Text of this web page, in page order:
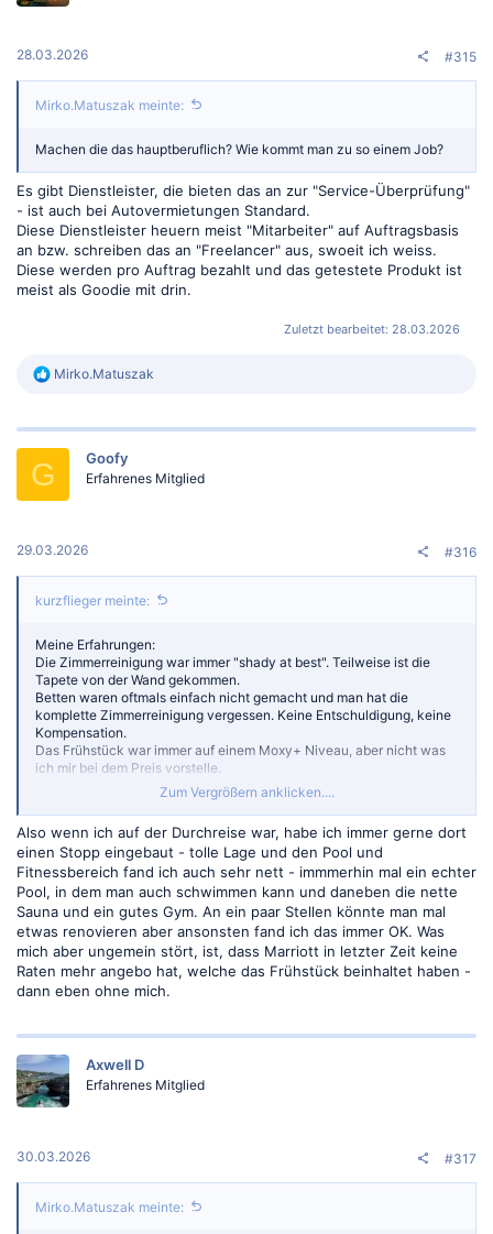
28.03.2026 #315
Mirko.Matuszak meinte:
Machen die das hauptberuflich? Wie kommt man zu so einem Job?
Es gibt Dienstleister, die bieten das an zur "Service-Überprüfung"
- ist auch bei Autovermietungen Standard.
Diese Dienstleister heuern meist "Mitarbeiter" auf Auftragsbasis
an bzw. schreiben das an "Freelancer" aus, swoeit ich weiss.
Diese werden pro Auftrag bezahlt und das getestete Produkt ist
meist als Goodie mit drin.
Zuletzt bearbeitet: 28.03.2026
R
k
o
:
Mirko.Matuszak
G Goofy
Erfahrenes Mitglied
29.03.2026 #316
kurzflieger meinte:
Meine Erfahrungen:
Die Zimmerreinigung war immer "shady at best". Teilweise ist die
Tapete von der Wand gekommen.
Betten waren oftmals einfach nicht gemacht und man hat die
komplette Zimmerreinigung vergessen. Keine Entschuldigung, keine
Kompensation.
Das Frühstück war immer auf einem Moxy+ Niveau, aber nicht was
ich mir bei dem Preis vorstelle.
Lounge hat den Charme einer DB Lounge.
Ich finde den Pool sinnlos, weil man nicht daran liegen kann - ist halt
ein Schwimmbad.
Achse, das Personal war durchgehend ungeschult bis unfreundlich.
Zumindest für meinem 1x pro Jahr Konferenzbesucht kein Verlust.
Zum Vergrößern anklicken....
Also wenn ich auf der Durchreise war, habe ich immer gerne dort
einen Stopp eingebaut - tolle Lage und den Pool und
Fitnessbereich fand ich auch sehr nett - immmerhin mal ein echter
Pool, in dem man auch schwimmen kann und daneben die nette
Sauna und ein gutes Gym. An ein paar Stellen könnte man mal
etwas renovieren aber ansonsten fand ich das immer OK. Was
mich aber ungemein stört, ist, dass Marriott in letzter Zeit keine
Raten mehr angebo hat, welche das Frühstück beinhaltet haben -
dann eben ohne mich.
Axwell D
Erfahrenes Mitglied
30.03.2026 #317
Mirko.Matuszak meinte: